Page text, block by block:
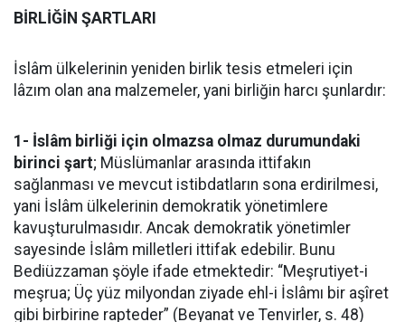
BİRLİĞİN ŞARTLARI
İslâm ülkelerinin yeniden birlik tesis etmeleri için
lâzım olan ana malzemeler, yani birliğin harcı şunlardır:
1- İslâm birliği için olmazsa olmaz durumundaki
birinci şart; Müslümanlar arasında ittifakın
sağlanması ve mevcut istibdatların sona erdirilmesi,
yani İslâm ülkelerinin demokratik yönetimlere
kavuşturulmasıdır. Ancak demokratik yönetimler
sayesinde İslâm milletleri ittifak edebilir. Bunu
Bediüzzaman şöyle ifade etmektedir: “Meşrutiyet-i
meşrua; Üç yüz milyondan ziyade ehl-i İslâmı bir aşîret
gibi birbirine rapteder” (Beyanat ve Tenvirler, s. 48)